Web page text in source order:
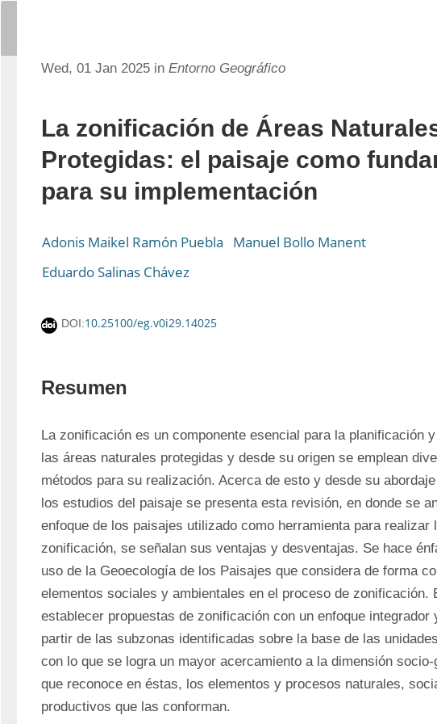
Wed, 01 Jan 2025 in Entorno Geográfico
La zonificación de Áreas
Protegidas: el paisaje como
para su implementación
Adonis Maikel Ramón Puebla
Manuel Bollo Manent
Eduardo Salinas Chávez
DOI:10.25100/eg.v0i29.14025
Resumen
La zonificación es un componente esencial para la planificación
las áreas naturales protegidas y desde su origen se emplean
métodos para su realización. Acerca de esto y desde su
los estudios del paisaje se presenta esta revisión, en donde se
enfoque de los paisajes utilizado como herramienta para realizar
zonificación, se señalan sus ventajas y desventajas. Se hace
uso de la Geoecología de los Paisajes que considera de forma
elementos sociales y ambientales en el proceso de zonificación.
establecer propuestas de zonificación con un enfoque integrador
partir de las subzonas identificadas sobre la base de las
con lo que se logra un mayor acercamiento a la dimensión socio-
que reconoce en éstas, los elementos y procesos naturales,
productivos que las conforman.